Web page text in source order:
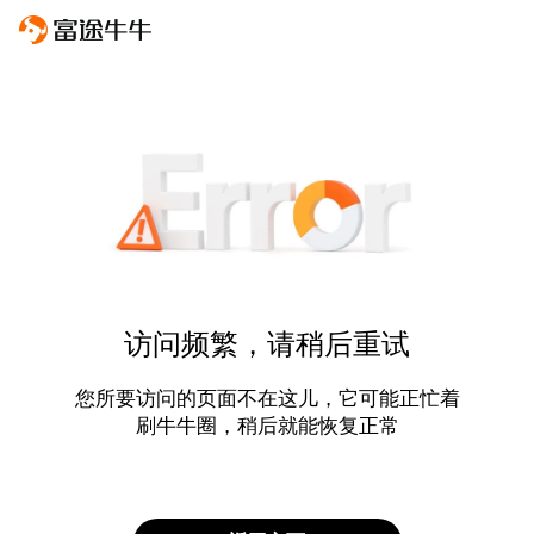
访问频繁，请稍后重试
您所要访问的页面不在这儿，它可能正忙着
刷牛牛圈，稍后就能恢复正常